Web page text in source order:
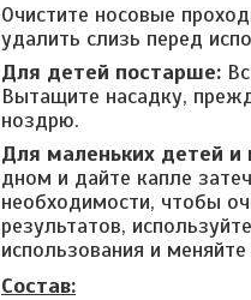
Очистите носовые
удалить слизь перед
Для детей постарше:
Вытащите насадку,
ноздрю.
Для маленьких детей и
дном и дайте капле
необходимости, чтобы
результатов,
использования и
Состав: